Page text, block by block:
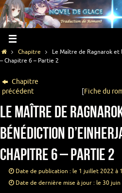
Chapitre
Le Maître de Ragnarok et
– Chapitre 6 – Partie 2
Chapitre
précédent
[Fiche du
Le Maître de
Bénédiction
Chapitre 6 – Partie 2
Date de publication : le 1 juillet 2022 à
Date de dernière mise à jour : le 30